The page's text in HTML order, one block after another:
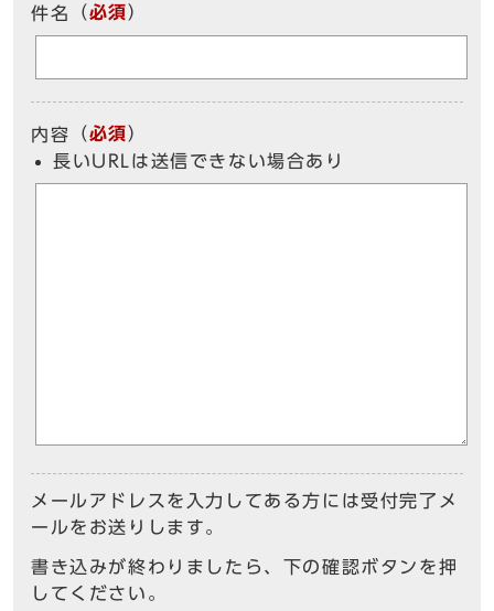
件名 （必須）
内容 （必須）
長いURLは送信できない場合あり
メールアドレスを入力してある方には受付完了メ
ールをお送りします。
書き込みが終わりましたら、下の確認ボタンを押
してください。